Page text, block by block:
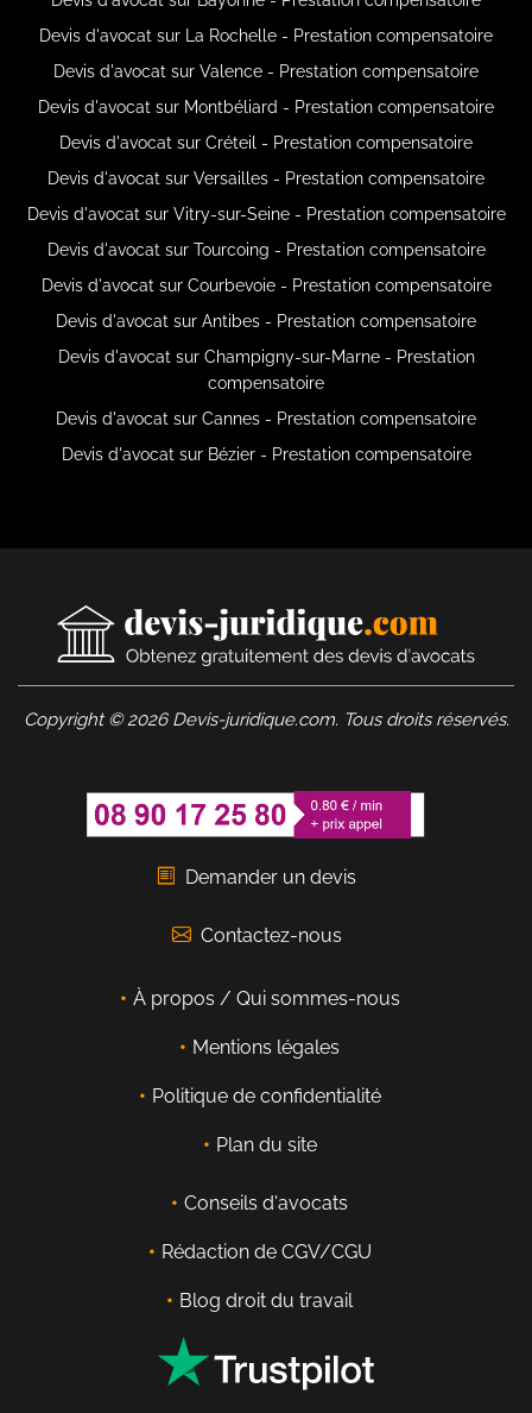
Devis d'avocat sur La Rochelle - Prestation compensatoire
Devis d'avocat sur Valence - Prestation compensatoire
Devis d'avocat sur Montbéliard - Prestation compensatoire
Devis d'avocat sur Créteil - Prestation compensatoire
Devis d'avocat sur Versailles - Prestation compensatoire
Devis d'avocat sur Vitry-sur-Seine - Prestation compensatoire
Devis d'avocat sur Tourcoing - Prestation compensatoire
Devis d'avocat sur Courbevoie - Prestation compensatoire
Devis d'avocat sur Antibes - Prestation compensatoire
Devis d'avocat sur Champigny-sur-Marne - Prestation
compensatoire
Devis d'avocat sur Cannes - Prestation compensatoire
Devis d'avocat sur Bézier - Prestation compensatoire
Copyright © 2026 Devis-juridique.com. Tous droits réservés.
Demander un devis
Contactez-nous
À propos / Qui sommes-nous
Mentions légales
Politique de confidentialité
Plan du site
Conseils d'avocats
Rédaction de CGV/CGU
Blog droit du travail